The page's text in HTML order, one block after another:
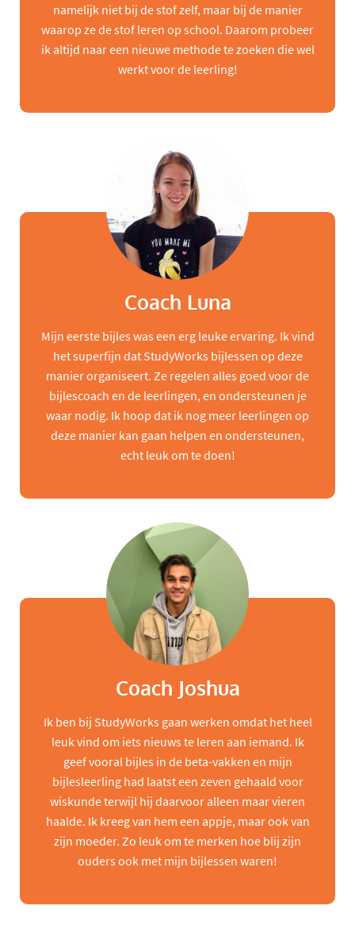
namelijk niet bij de stof zelf, maar bij de manier
waarop ze de stof leren op school. Daarom probeer
ik altijd naar een nieuwe methode te zoeken die wel
werkt voor de leerling!
Coach Luna
Mijn eerste bijles was een erg leuke ervaring. Ik vind
het superfijn dat StudyWorks bijlessen op deze
manier organiseert. Ze regelen alles goed voor de
bijlescoach en de leerlingen, en ondersteunen je
waar nodig. Ik hoop dat ik nog meer leerlingen op
deze manier kan gaan helpen en ondersteunen,
echt leuk om te doen!
Coach Joshua
Ik ben bij StudyWorks gaan werken omdat het heel
leuk vind om iets nieuws te leren aan iemand. Ik
geef vooral bijles in de beta-vakken en mijn
bijlesleerling had laatst een zeven gehaald voor
wiskunde terwijl hij daarvoor alleen maar vieren
haalde. Ik kreeg van hem een appje, maar ook van
zijn moeder. Zo leuk om te merken hoe blij zijn
ouders ook met mijn bijlessen waren!